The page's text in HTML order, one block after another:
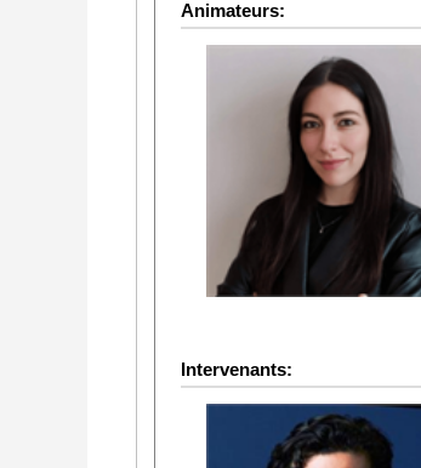
Animateurs:
Intervenants: